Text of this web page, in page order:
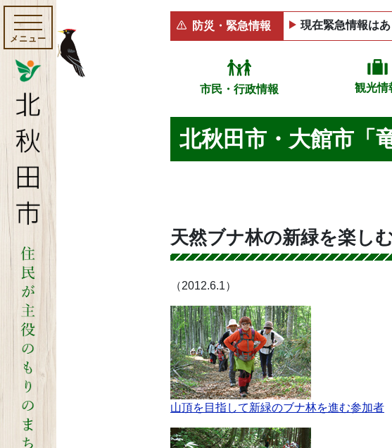
メニュー
防災・緊急情報 現在緊急情報はあ
市民・行政情報 観光情
北秋田市・大館市「
天然ブナ林の新緑を楽し
（2012.6.1）
山頂を目指して新緑のブナ林を進む参加者